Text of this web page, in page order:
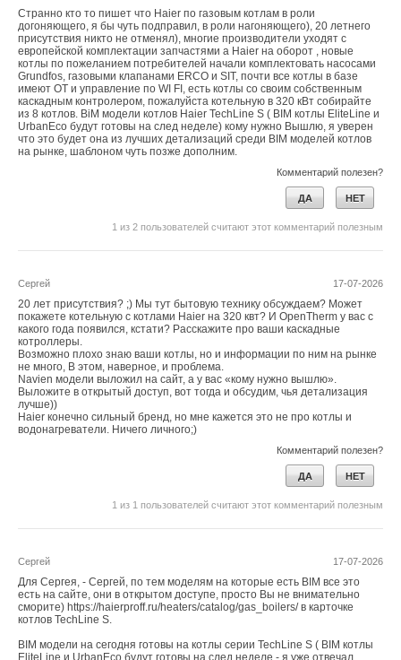
Странно кто то пишет что Haier по газовым котлам в роли
догоняющего, я бы чуть подправил, в роли нагоняющего), 20 летнего
присутствия никто не отменял), многие производители уходят с
европейской комплектации запчастями а Haier на оборот , новые
котлы по пожеланием потребителей начали комплектовать насосами
Grundfos, газовыми клапанами ERCO и SIT, почти все котлы в базе
имеют ОТ и управление по WI FI, есть котлы со своим собственным
каскадным контролером, пожалуйста котельную в 320 кВт собирайте
из 8 котлов. BiM модели котлов Haier TechLine S ( BIM котлы EliteLine и
UrbanEco будут готовы на след неделе) кому нужно Вышлю, я уверен
что это будет она из лучших детализаций среди BIM моделей котлов
на рынке, шаблоном чуть позже дополним.
Комментарий полезен?
ДА НЕТ
1 из 2 пользователей считают этот комментарий полезным
17-07-2026
Сергей
20 лет присутствия? ;) Мы тут бытовую технику обсуждаем? Может
покажете котельную с котлами Haier на 320 квт? И OpenTherm у вас с
какого года появился, кстати? Расскажите про ваши каскадные
котроллеры.
Возможно плохо знаю ваши котлы, но и информации по ним на рынке
не много, В этом, наверное, и проблема.
Navien модели выложил на сайт, а у вас «кому нужно вышлю».
Выложите в открытый доступ, вот тогда и обсудим, чья детализация
лучше))
Haier конечно сильный бренд, но мне кажется это не про котлы и
водонагреватели. Ничего личного;)
Комментарий полезен?
ДА НЕТ
1 из 1 пользователей считают этот комментарий полезным
17-07-2026
Сергей
Для Сергея, - Сергей, по тем моделям на которые есть BIM все это
есть на сайте, они в открытом доступе, просто Вы не внимательно
сморите) https://haierproff.ru/heaters/catalog/gas_boilers/ в карточке
котлов TechLine S.
BIM модели на сегодня готовы на котлы серии TechLine S ( BIM котлы
Уведомления отключены
Комментарии
Добавить комментарий
Ваше имя *
Ваш E-mail *
Текст комментария